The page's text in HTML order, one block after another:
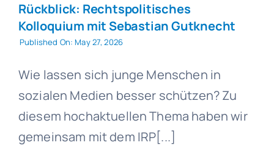
Rückblick: Rechtspolitisches
Kolloquium mit Sebastian Gutknecht
Published On: May 27, 2026
Wie lassen sich junge Menschen in
sozialen Medien besser schützen? Zu
diesem hochaktuellen Thema haben wir
gemeinsam mit dem IRP[...]